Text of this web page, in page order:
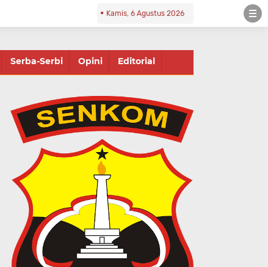
Kamis, 6 Agustus 2026
Serba-Serbi Opini Editorial